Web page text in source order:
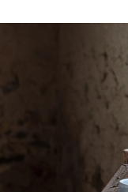
fois sobres et
aussi bien appréciés
: La maison
entreprise française
Maître faïencer de
famille depuis 9
Uze (Drôme), les
des hommes et des
le monde. Les
effectuées à la main.